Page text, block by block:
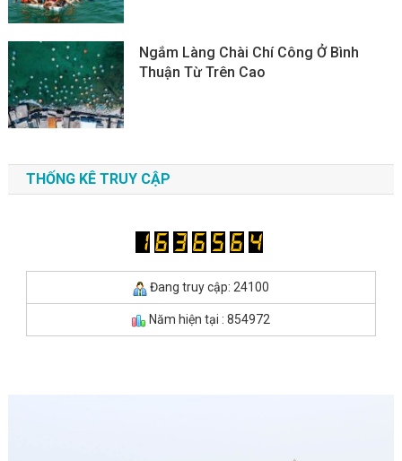
Ngắm Làng Chài Chí Công Ở Bình
Thuận Từ Trên Cao
THỐNG KÊ TRUY CẬP
Đang truy cập: 24100
Năm hiện tại : 854972